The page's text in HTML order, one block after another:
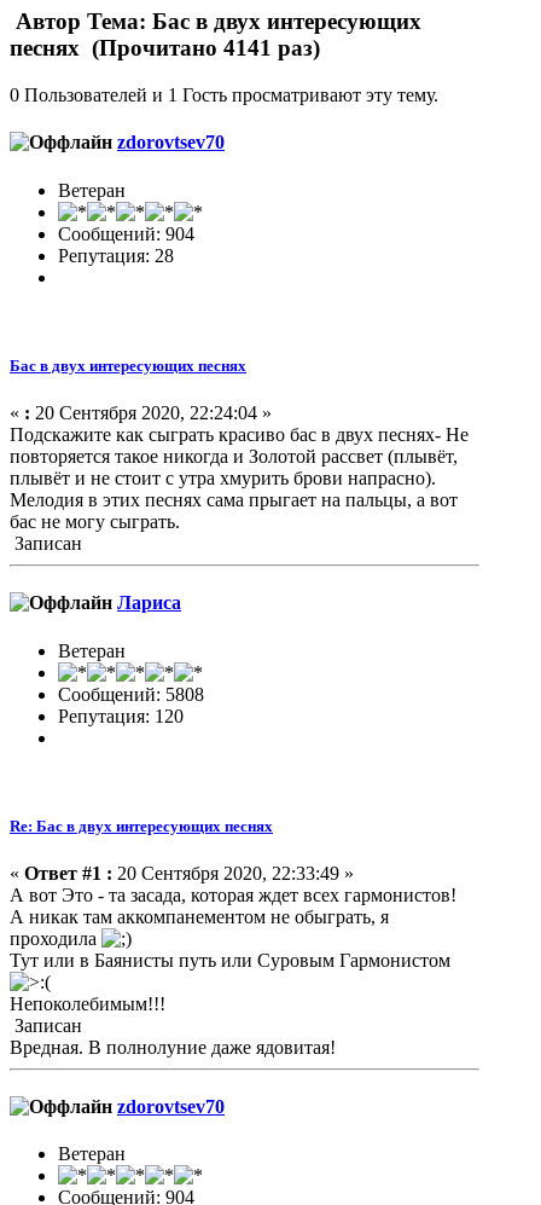
Автор Тема: Бас в двух интересующих
песнях (Прочитано 4141 раз)
0 Пользователей и 1 Гость просматривают эту тему.
zdorovtsev70
Ветеран
Сообщений: 904
Репутация: 28
Бас в двух интересующих песнях
« : 20 Сентября 2020, 22:24:04 »
Подскажите как сыграть красиво бас в двух песнях- Не
повторяется такое никогда и Золотой рассвет (плывёт,
плывёт и не стоит с утра хмурить брови напрасно).
Мелодия в этих песнях сама прыгает на пальцы, а вот
бас не могу сыграть.
Записан
Лариса
Ветеран
Сообщений: 5808
Репутация: 120
Re: Бас в двух интересующих песнях
« Ответ #1 : 20 Сентября 2020, 22:33:49 »
А вот Это - та засада, которая ждет всех гармонистов!
А никак там аккомпанементом не обыграть, я
проходила
Тут или в Баянисты путь или Суровым Гармонистом
Непоколебимым!!!
Записан
Вредная. В полнолуние даже ядовитая!
zdorovtsev70
Ветеран
Сообщений: 904